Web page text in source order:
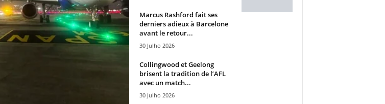
Marcus Rashford fait ses
derniers adieux à Barcelone
avant le retour...
30 Julho 2026
Collingwood et Geelong
brisent la tradition de l’AFL
avec un match...
30 Julho 2026